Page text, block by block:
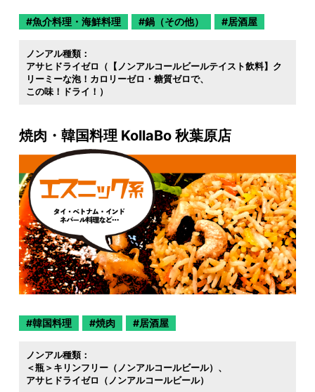
魚介料理・海鮮料理 鍋（その他） 居酒屋
ノンアル種類：
アサヒドライゼロ（【ノンアルコールビールテイスト飲料】ク
リーミーな泡！カロリーゼロ・糖質ゼロで
この味！ドライ！）
焼肉・韓国料理 KollaBo 秋葉原店
韓国料理 焼肉 居酒屋
ノンアル種類：
＜瓶＞キリンフリー（ノンアルコールビール）
アサヒドライゼロ（ノンアルコールビール）